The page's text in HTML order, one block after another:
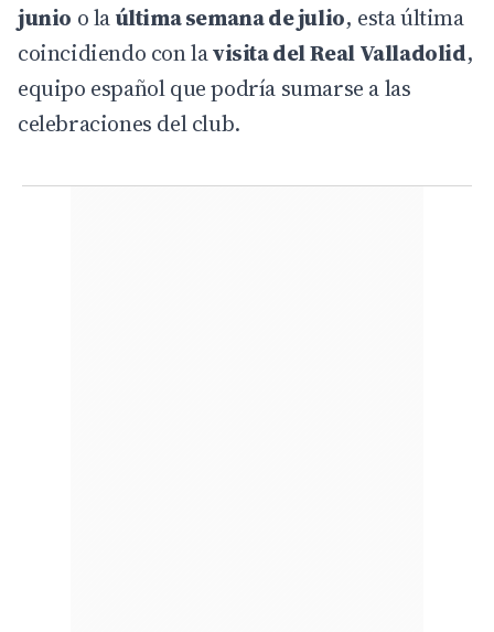
junio o laúltima semana de julio, esta última
coincidiendo con lavisita del Real Valladolid,
equipo español que podría sumarse a las
celebraciones del club.